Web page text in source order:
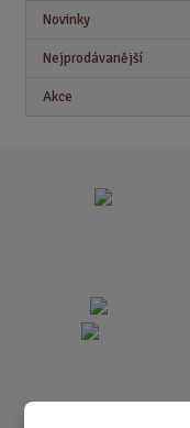
Novinky
Nejprodávanější
Akce